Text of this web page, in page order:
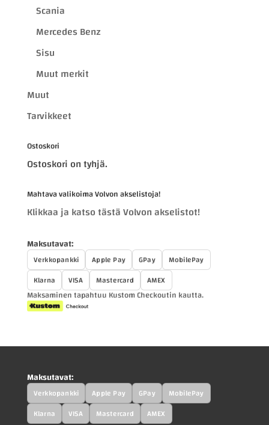
Scania
Mercedes Benz
Sisu
Muut merkit
Muut
Tarvikkeet
Ostoskori
Ostoskori on tyhjä.
Mahtava valikoima Volvon akselistoja!
Klikkaa ja katso tästä Volvon akselistot!
Maksutavat:
Verkkopankki Apple Pay GPay
MobilePay
Klarna
VISA Mastercard AMEX
Maksaminen tapahtuu Kustom Checkoutin kautta.
Maksutavat:
Verkkopankki Apple Pay GPay
MobilePay
Klarna
VISA Mastercard AMEX